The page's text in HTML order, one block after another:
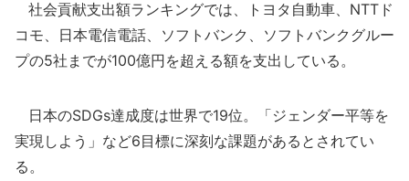
社会貢献支出額ランキングでは、トヨタ自動車、NTTド
コモ、日本電信電話、ソフトバンク、ソフトバンクグルー
プの5社までが100億円を超える額を支出している。
日本のSDGs達成度は世界で19位。「ジェンダー平等を
実現しよう」など6目標に深刻な課題があるとされてい
る。